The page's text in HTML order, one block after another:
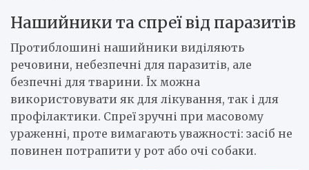
Нашийники та спреї від паразитів
Протиблошині нашийники виділяють
речовини, небезпечні для паразитів, але
безпечні для тварини. Їх можна
використовувати як для лікування, так і для
профілактики. Спреї зручні при масовому
ураженні, проте вимагають уважності: засіб не
повинен потрапити у рот або очі собаки.